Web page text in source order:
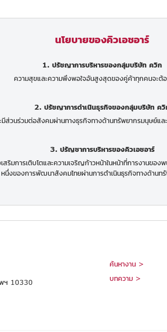
นโยบายของคิวเอชอาร์
1. ปรัชญาการบริหารของกลุ่มบริษัท ควิก
ความสุขและความพึงพอใจอันสูงสุดของคู่ค้าทุกคนจะต้
2. ปรัชญาการดำเนินธุรกิจของกลุ่มบริษัท ค
ะมีส่วนร่วมต่อสังคมผ่านทางธุรกิจทางด้านทรัพยากรมนุษย์แล
3. ปรัญชาการบริหารของคิวเอชอาร์
สริมการเติบโตและความเจริญก้าวหน้าในหน้าที่การงานของ
หนึ่งของการพัฒนาสังคมไทยผ่านการดำเนินธุรกิจทางด้านท
พฯ 10330
ค้นหางาน >
บทความ >